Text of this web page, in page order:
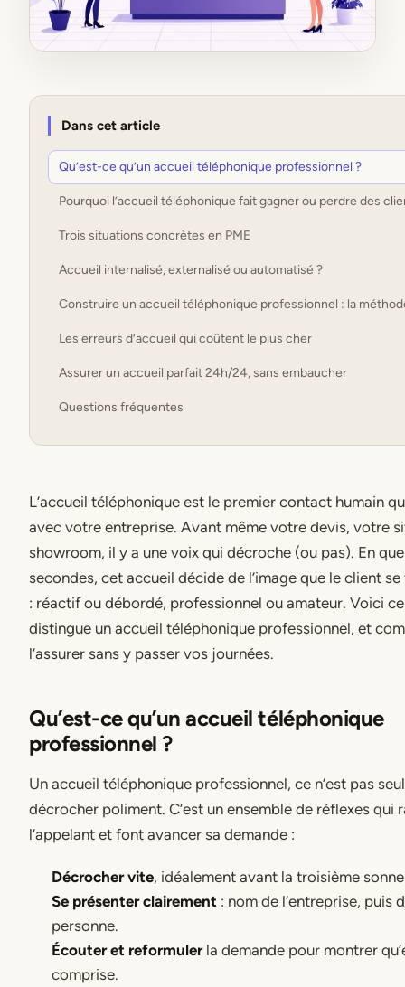
Dans cet article
Qu’est-ce qu’un accueil téléphonique professionnel ?
Pourquoi l’accueil téléphonique fait gagner ou perdre des
Trois situations concrètes en PME
Accueil internalisé, externalisé ou automatisé ?
Construire un accueil téléphonique professionnel : la
Les erreurs d’accueil qui coûtent le plus cher
Assurer un accueil parfait 24h/24, sans embaucher
Questions fréquentes
L’accueil téléphonique est le premier contact humain
avec votre entreprise. Avant même votre devis, votre
showroom, il y a une voix qui décroche (ou pas). En
secondes, cet accueil décide de l’image que le client
: réactif ou débordé, professionnel ou amateur. Voici
distingue un accueil téléphonique professionnel, et
l’assurer sans y passer vos journées.
Qu’est-ce qu’un accueil téléphonique
professionnel ?
Un accueil téléphonique professionnel, ce n’est pas
décrocher poliment. C’est un ensemble de réflexes qui
l’appelant et font avancer sa demande :
Décrocher vite, idéalement avant la troisième
Se présenter clairement: nom de l’entreprise, puis
personne.
Écouter et reformulerla demande pour montrer
comprise.